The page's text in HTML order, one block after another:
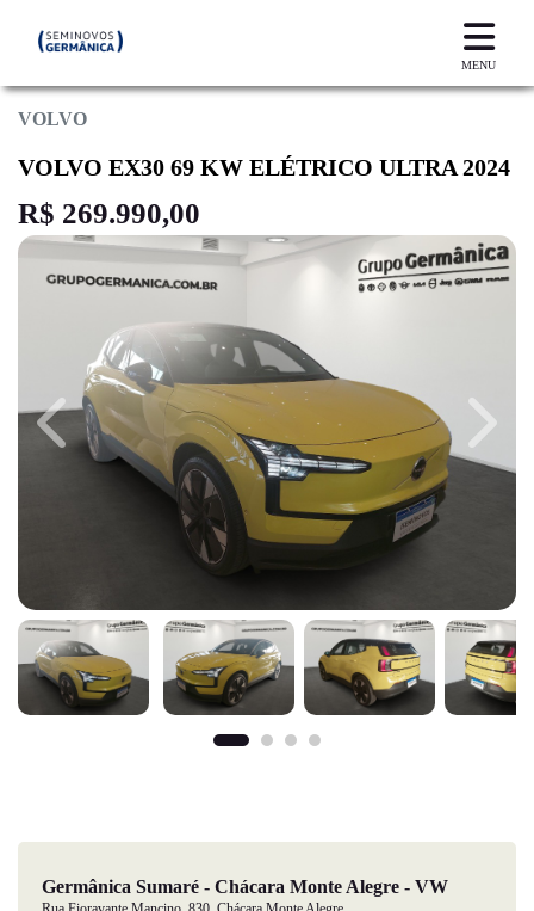
MENU
VOLVO
VOLVO EX30 69 KW ELÉTRICO ULTRA 2024
R$ 269.990,00
Previous Next
Germânica Sumaré - Chácara Monte Alegre - VW